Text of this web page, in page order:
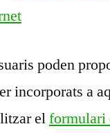
poden
incorporats a
elformulari